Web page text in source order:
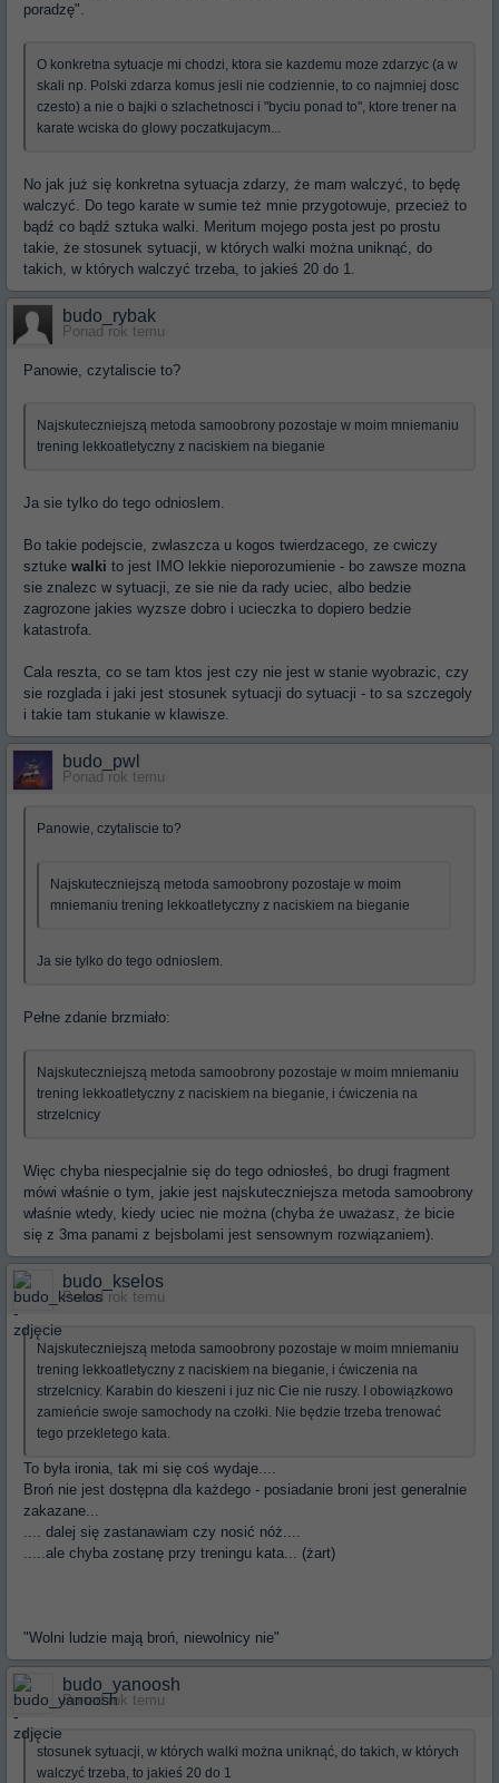
poradzę".
O konkretna sytuacje mi chodzi, ktora sie kazdemu moze zdarzyc (a w
skali np. Polski zdarza komus jesli nie codziennie, to co najmniej dosc
czesto) a nie o bajki o szlachetnosci i "byciu ponad to", ktore trener na
karate wciska do glowy poczatkujacym...
No jak już się konkretna sytuacja zdarzy, że mam walczyć, to będę
walczyć. Do tego karate w sumie też mnie przygotowuje, przecież to
bądź co bądź sztuka walki. Meritum mojego posta jest po prostu
takie, że stosunek sytuacji, w których walki można uniknąć, do
takich, w których walczyć trzeba, to jakieś 20 do 1.
budo_rybak
Ponad rok temu
Panowie, czytaliscie to?
Najskuteczniejszą metoda samoobrony pozostaje w moim mniemaniu
trening lekkoatletyczny z naciskiem na bieganie
Ja sie tylko do tego odnioslem.
Bo takie podejscie, zwlaszcza u kogos twierdzacego, ze cwiczy
sztuke walki to jest IMO lekkie nieporozumienie - bo zawsze mozna
sie znalezc w sytuacji, ze sie nie da rady uciec, albo bedzie
zagrozone jakies wyzsze dobro i ucieczka to dopiero bedzie
katastrofa.
Cala reszta, co se tam ktos jest czy nie jest w stanie wyobrazic, czy
sie rozglada i jaki jest stosunek sytuacji do sytuacji - to sa szczegoly
i takie tam stukanie w klawisze.
budo_pwl
Ponad rok temu
Panowie, czytaliscie to?
Najskuteczniejszą metoda samoobrony pozostaje w moim
mniemaniu trening lekkoatletyczny z naciskiem na bieganie
Ja sie tylko do tego odnioslem.
Pełne zdanie brzmiało:
Najskuteczniejszą metoda samoobrony pozostaje w moim mniemaniu
trening lekkoatletyczny z naciskiem na bieganie, i ćwiczenia na
strzelcnicy
Więc chyba niespecjalnie się do tego odniosłeś, bo drugi fragment
mówi właśnie o tym, jakie jest najskuteczniejsza metoda samoobrony
właśnie wtedy, kiedy uciec nie można (chyba że uważasz, że bicie
się z 3ma panami z bejsbolami jest sensownym rozwiązaniem).
budo_kselos
Ponad rok temu
Najskuteczniejszą metoda samoobrony pozostaje w moim mniemaniu
trening lekkoatletyczny z naciskiem na bieganie, i ćwiczenia na
strzelcnicy. Karabin do kieszeni i juz nic Cie nie ruszy. I obowiązkowo
zamieńcie swoje samochody na czołki. Nie będzie trzeba trenować
tego przekletego kata.
To była ironia, tak mi się coś wydaje....
Broń nie jest dostępna dla każdego - posiadanie broni jest generalnie
zakazane...
.... dalej się zastanawiam czy nosić nóż....
.....ale chyba zostanę przy treningu kata... (żart)
"Wolni ludzie mają broń, niewolnicy nie"
budo_yanoosh
Ponad rok temu
stosunek sytuacji, w których walki można uniknąć, do takich, w których
walczyć trzeba, to jakieś 20 do 1